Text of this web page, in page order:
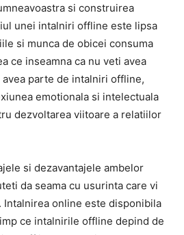
si construirea
unei intalniri offline este lipsa
si munca de obicei consuma
ce inseamna ca nu veti avea
parte de intalniri offline,
emotionala si intelectuala
dezvoltarea viitoare a relatiilor
si dezavantajele ambelor
da seama cu usurinta care vi
Intalnirea online este disponibila
ce intalnirile offline depind de